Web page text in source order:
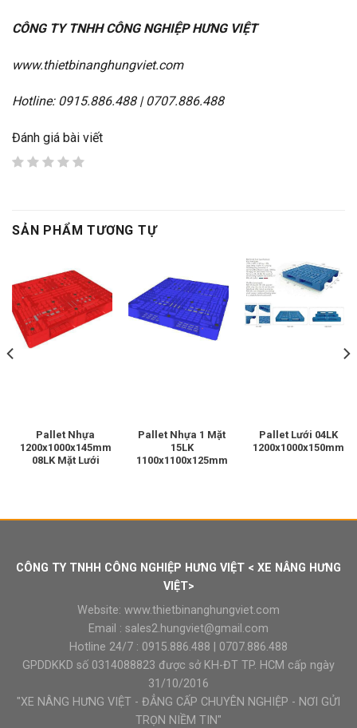
CÔNG TY TNHH CÔNG NGHIỆP HƯNG VIỆT
www.thietbinanghungviet.com
Hotline: 0915.886.488 | 0707.886.488
Đánh giá bài viết
SẢN PHẨM TƯƠNG TỰ
Pallet Nhựa
1200x1000x145mm
08LK Mặt Lưới
Pallet Nhựa 1 Mặt
15LK
1100x1100x125mm
Pallet Lưới 04LK
1200x1000x150mm
CÔNG TY TNHH CÔNG NGHIỆP HƯNG VIỆT < XE NÂNG HƯNG
VIỆT>
Website: www.thietbinanghungviet.com
Email : sales2.hungviet@gmail.com
Hotline 24/7 : 0915.886.488
0707.886.488
GPDDKKD số 0314088823 được sở KH-ĐT TP. HCM cấp ngày
31/10/2016
"XE NÂNG HƯNG VIỆT - ĐẲNG CẤP CHUYÊN NGHIỆP - NƠI GỬI
TRỌN NIỀM TIN"